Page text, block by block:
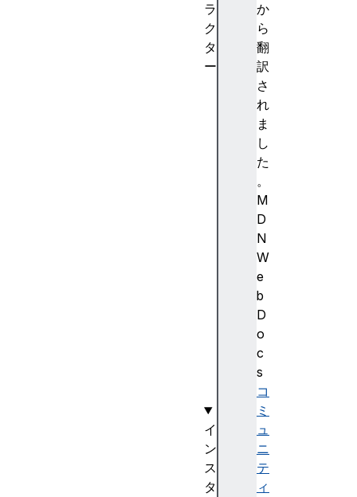
か
ら
翻
訳
さ
れ
ま
し
た
。
M
D
N
W
e
b
D
o
c
s
コ
ミ
ュ
ニ
テ
ィ
ラ
ク
タ
ー
イ
ン
ス
タ